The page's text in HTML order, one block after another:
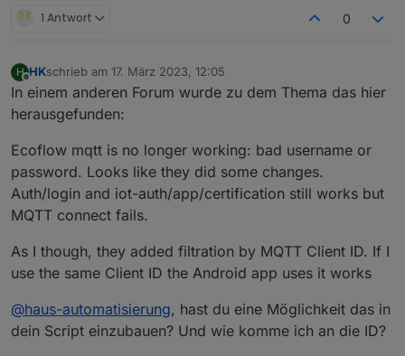
1 Antwort 0
H
Offline
HKschrieb am 17. März 2023, 12:05
zuletzt editiert von
In einem anderen Forum wurde zu dem Thema das hier
herausgefunden:
Ecoflow mqtt is no longer working: bad username or
password. Looks like they did some changes.
Auth/login and iot-auth/app/certification still works but
MQTT connect fails.
As I though, they added filtration by MQTT Client ID. If I
use the same Client ID the Android app uses it works
@haus-automatisierung, hast du eine Möglichkeit das in
dein Script einzubauen? Und wie komme ich an die ID?